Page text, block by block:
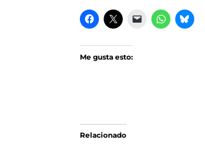
Me gusta esto:
Relacionado